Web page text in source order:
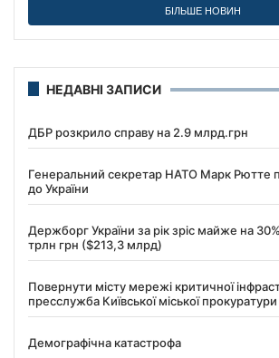
БІЛЬШЕ НОВИН
НЕДАВНІ ЗАПИСИ
ДБР розкрило справу на 2.9 млрд.грн
Генеральний секретар НАТО Марк Рютте
до України
Держборг України за рік зріс майже на
трлн грн ($213,3 млрд)
Повернути місту мережі критичної
пресслужба Київської міської прокуратури
Демографічна катастрофа